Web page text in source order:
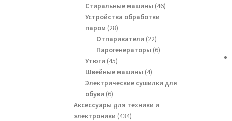
товара
Стиральные машины 4646
Устройства обработки
паром 2828
товаров
Отпариватели 2222
товара
Парогенераторы 66
Утюги 4545
товаров
Швейные машины 44
товара
Электрические сушилки для
обуви 66
товаров
Аксессуары для техники и
электроники 434434